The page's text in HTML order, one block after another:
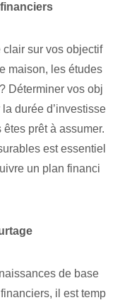
sur vos objectif
maison, les études
Déterminer vos ⁢obj
durée d’investisse
prêt à ⁢assumer.
est essentiel
un plan financi
de base
il est temp